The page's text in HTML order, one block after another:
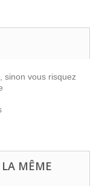
sinon vous risquez
MÊME